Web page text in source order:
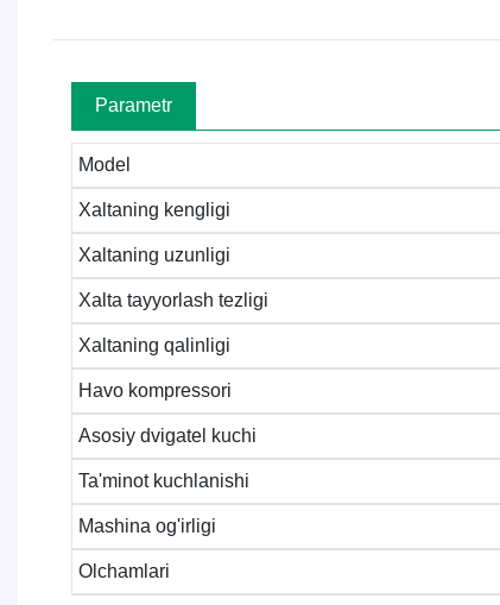
Parametr
Model
Xaltaning kengligi
Xaltaning uzunligi
Xalta tayyorlash tezligi
Xaltaning qalinligi
Havo kompressori
Asosiy dvigatel kuchi
Ta'minot kuchlanishi
Mashina og'irligi
Olchamlari